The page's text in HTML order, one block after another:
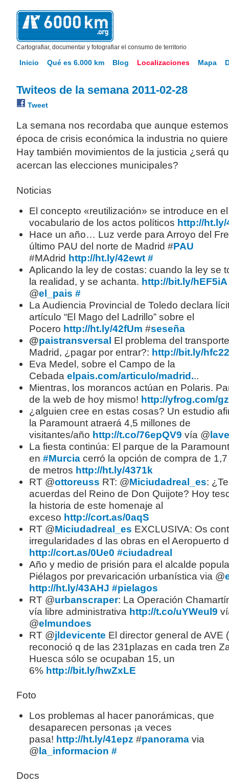
Cartografiar, documentar y fotografiar el consumo de territorio
Inicio Qué es 6.000 km Blog Localizaciones Mapa
Twiteos de la semana 2011-02-28
Tweet
La semana nos recordaba que aunque
época de crisis económica la industria no
Hay también movimientos de la justicia ¿será
acercan las elecciones municipales?
Noticias
El concepto «reutilización» se introduce en el
vocabulario de los actos políticos http://ht.ly/
Hace un año… Luz verde para Arroyo del
último PAU del norte de Madrid #PAU
#MAdrid http://ht.ly/42ewt #
Aplicando la ley de costas: cuando la ley se
la realidad, y se achanta. http://bit.ly/hEF5iA
@el_pais #
La Audiencia Provincial de Toledo declara
artículo “El Mago del Ladrillo” sobre el
Pocero http://ht.ly/42fUm #seseña
@paistransversal El problema del
Madrid, ¿pagar por entrar?: http://bit.ly/
Eva Medel, sobre el Campo de la
Cebada elpais.com/articulo/madrid...
Mientras, los morancos actúan en Polaris.
de la web de hoy mismo! http://yfrog.com/
¿alguien cree en estas cosas? Un estudio
la Paramount atraerá 4,5 millones de
visitantes/año http://t.co/76epQV9 vía @
La fiesta continúa: El parque de la Paramount
en #Murcia cerró la opción de compra de
de metros http://ht.ly/4371k
RT @ottoreuss RT: @Miciudadreal_es: ¿Te
acuerdas del Reino de Don Quijote? Hoy
la historia de este homenaje al
exceso http://cort.as/0aqS
RT @Miciudadreal_es EXCLUSIVA: Os
irregularidades d las obras en el Aeropuerto
http://cort.as/0Ue0 #ciudadreal
Año y medio de prisión para el alcalde
Piélagos por prevaricación urbanística via @
http://ht.ly/43AHJ #pielagos
RT @urbanscraper: La Operación
vía libre administrativa http://t.co/uYWeul9
@elmundoes
RT @jldevicente El director general de AVE
reconoció q de las 231plazas en cada tren
Huesca sólo se ocupaban 15, un
6% http://bit.ly/hwZxLE
Foto
Los problemas al hacer panorámicas, que
desaparecen personas ¡a veces
pasa! http://ht.ly/41epz #panorama via
@la_informacion #
Docs